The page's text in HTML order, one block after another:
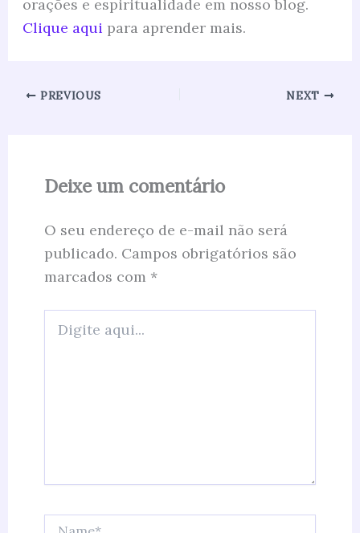
orações e espiritualidade em nosso blog.
Clique aqui para aprender mais.
PREVIOUS NEXT
Deixe um comentário
O seu endereço de e-mail não será
publicado. Campos obrigatórios são
marcados com *
aqui...